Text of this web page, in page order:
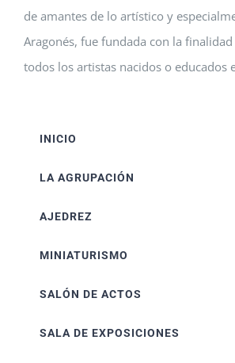
de amantes de lo artístico y
Aragonés, fue fundada con la
todos los artistas nacidos o educados
INICIO
LA AGRUPACIÓN
AJEDREZ
MINIATURISMO
SALÓN DE ACTOS
SALA DE EXPOSICIONES